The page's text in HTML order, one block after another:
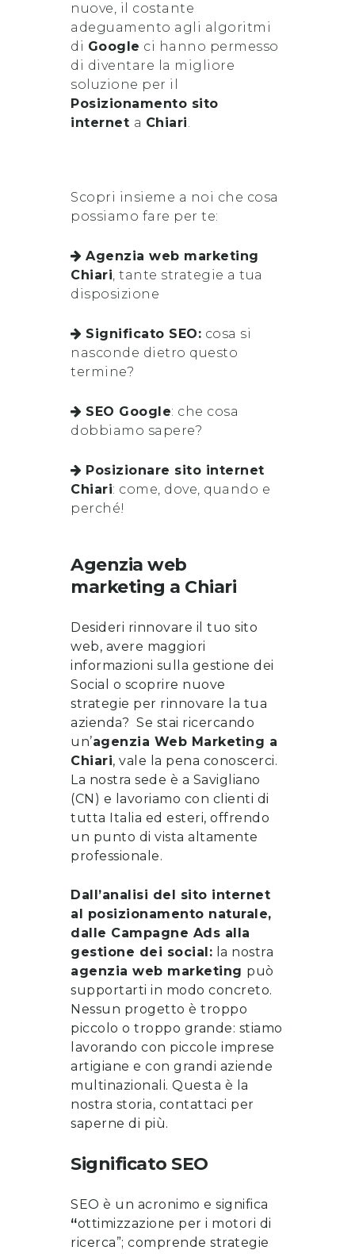
nuove, il costante
adeguamento agli algoritmi
di Google ci hanno permesso
di diventare la migliore
soluzione per il
Posizionamento sito
internet a Chiari.
Scopri insieme a noi che cosa
possiamo fare per te:
Agenzia web marketing
Chiari, tante strategie a tua
disposizione
Significato SEO: cosa si
nasconde dietro questo
termine?
SEO Google: che cosa
dobbiamo sapere?
Posizionare sito internet
Chiari: come, dove, quando e
perché!
Agenzia web
marketing a Chiari
Desideri rinnovare il tuo sito
web, avere maggiori
informazioni sulla gestione dei
Social o scoprire nuove
strategie per rinnovare la tua
azienda? Se stai ricercando
un’agenzia Web Marketing a
Chiari, vale la pena conoscerci.
La nostra sede è a Savigliano
(CN) e lavoriamo con clienti di
tutta Italia ed esteri, offrendo
un punto di vista altamente
professionale.
Dall’analisi del sito internet
al posizionamento naturale,
dalle Campagne Ads alla
gestione dei social: la nostra
agenzia web marketing può
supportarti in modo concreto.
Nessun progetto è troppo
piccolo o troppo grande: stiamo
lavorando con piccole imprese
artigiane e con grandi aziende
multinazionali. Questa è la
nostra storia, contattaci per
saperne di più.
Significato SEO
SEO è un acronimo e significa
“ottimizzazione per i motori di
ricerca”; comprende strategie